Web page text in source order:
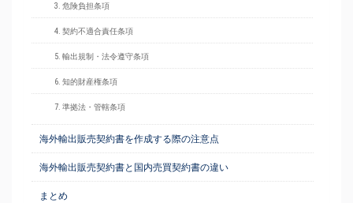
3. 危険負担条項
4. 契約不適合責任条項
5. 輸出規制・法令遵守条項
6. 知的財産権条項
7. 準拠法・管轄条項
海外輸出販売契約書を作成する際の注意点
海外輸出販売契約書と国内売買契約書の違い
まとめ